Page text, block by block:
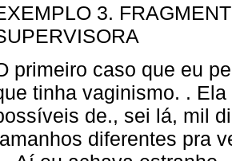
3.
primeiro caso que eu
tinha vaginismo. .
de., sei lá, mil
diferentes pra